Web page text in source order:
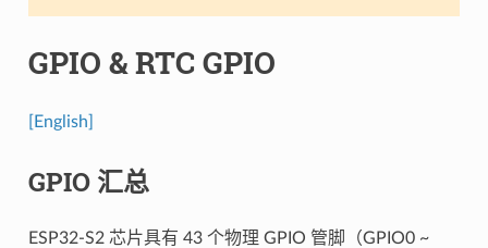
GPIO & RTC GPIO
[English]
GPIO 汇总
ESP32-S2 芯片具有 43 个物理 GPIO 管脚（GPIO0 ~